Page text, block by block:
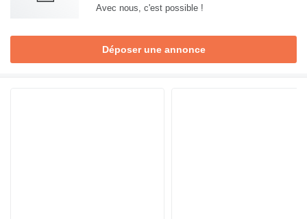
Avec nous, c'est possible !
Déposer une annonce